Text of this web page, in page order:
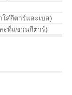
ใส่กีตาร์และเบส)
ะที่แขวนกีตาร์)